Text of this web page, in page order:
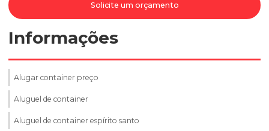
Solicite um orçamento
Informações
Alugar container preço
Aluguel de container
Aluguel de container espírito santo